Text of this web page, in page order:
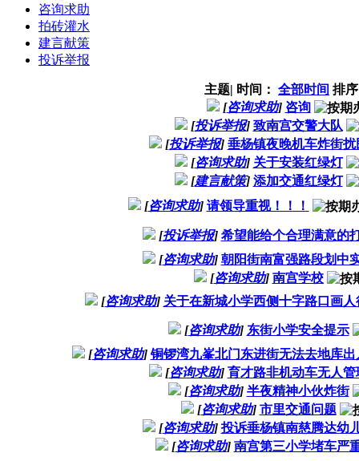
咨询求助
拍砖灌水
建言献策
投诉举报
主题| 时间： 全部时间 排
[咨询求助] 咨询
[投诉举报] 致南宫交警大队
[投诉举报] 垂杨镇夜晚机车炸街扰
[咨询求助] 关于安装红绿灯
[建言献策] 添加交通红绿灯
[咨询求助] 请领导重视！！！
[投诉举报] 希望能给个合理满意的
[咨询求助] 朝阳街南富强路段划中
[咨询求助] 南宫学校
[咨询求助] 关于在新城小学西侧十字路口画
[咨询求助] 东街小学安全提示
[咨询求助] 铜锣湾九峯北门东进街无法去地库
[咨询求助] 育才路非机动车无人管
[咨询求助] 半夜精神小伙炸街
[咨询求助] 市里交通问题
[咨询求助] 投诉垂杨镇南慈腾达幼
[咨询求助] 南宫第三小学堵车严